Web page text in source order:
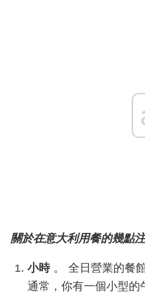
關於在意大利用餐的幾點
小時。 全日營業的餐
通常，你有一個小型的